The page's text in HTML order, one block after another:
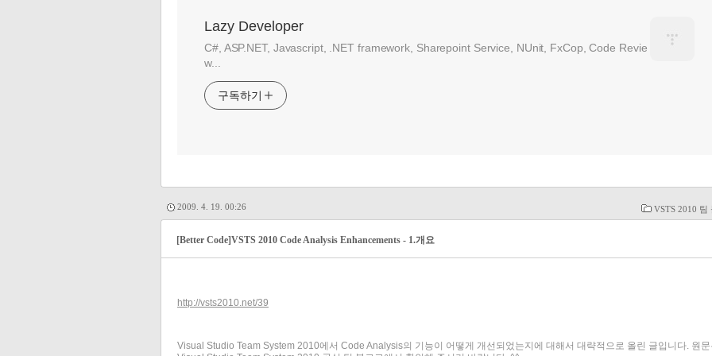
Lazy Developer
C#, ASP.NET, Javascript, .NET framework, Sharepoint Service, NUnit, FxCop, Code Revie
w...
구독하기
VSTS 2010 팀
2009. 4. 19. 00:26
[Better Code]VSTS 2010 Code Analysis Enhancements - 1.개요
http://vsts2010.net/39
Visual Studio Team System 2010에서 Code Analysis의 기능이 어떻게 개선되었는지에 대해서 대략적으로 올린 글입니다. 원문